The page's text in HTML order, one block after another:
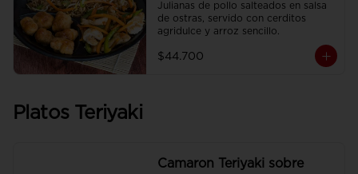
Julianas de pollo salteados en salsa
de ostras, servido con cerditos
agridulce y arroz sencillo.
$44.700
Platos Teriyaki
Camaron Teriyaki sobre